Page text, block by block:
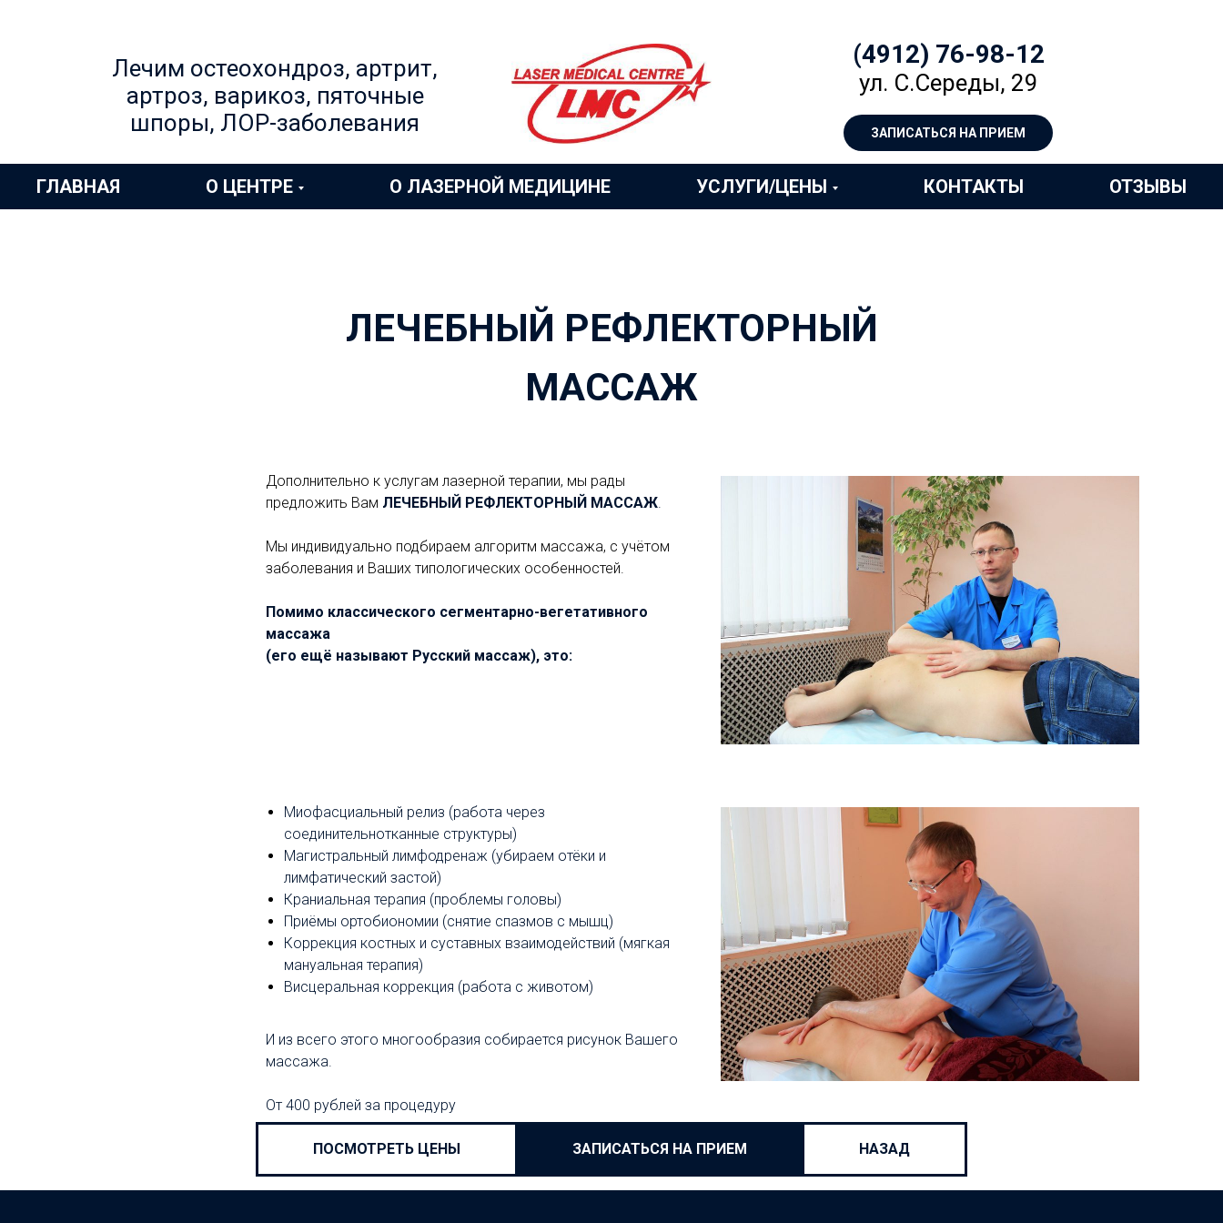
Лечим остеохондроз, артрит,
артроз, варикоз, пяточные
шпоры, ЛОР-заболевания
(4912) 76-98-12
ул. С.Середы, 29
ЗАПИСАТЬСЯ НА ПРИЕМ
ГЛАВНАЯ О ЦЕНТРЕ О ЛАЗЕРНОЙ МЕДИЦИНЕ УСЛУГИ/ЦЕНЫ КОНТАКТЫ ОТЗЫВЫ
ЛЕЧЕБНЫЙ РЕФЛЕКТОРНЫЙ
МАССАЖ
Дополнительно к услугам лазерной терапии, мы рады
предложить Вам ЛЕЧЕБНЫЙ РЕФЛЕКТОРНЫЙ МАССАЖ.
Мы индивидуально подбираем алгоритм массажа, с учётом
заболевания и Ваших типологических особенностей.
Помимо классического сегментарно-вегетативного
массажа
(его ещё называют Русский массаж), это:
Миофасциальный релиз (работа через
соединительнотканные структуры)
Магистральный лимфодренаж (убираем отёки и
лимфатический застой)
Краниальная терапия (проблемы головы)
Приёмы ортобиономии (снятие спазмов с мышц)
Коррекция костных и суставных взаимодействий (мягкая
мануальная терапия)
Висцеральная коррекция (работа с животом)
И из всего этого многообразия собирается рисунок Вашего
массажа.
От 400 рублей за процедуру
ПОСМОТРЕТЬ ЦЕНЫ ЗАПИСАТЬСЯ НА ПРИЕМ НАЗАД